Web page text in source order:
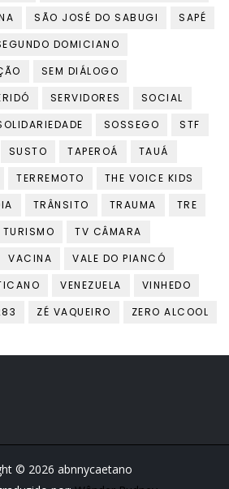
SÃO JOSÉ DO SABUGI
SAPÉ
DOMICIANO
SEM DIÁLOGO
SERVIDORES
SOCIAL
SOSSEGO
STF
SUSTO TAPEROÁ
TAUÁ
TERREMOTO
THE VOICE KIDS
TRÂNSITO TRAUMA
TRE
TURISMO
TV CÂMARA
VACINA
VALE DO PIANCÓ
VENEZUELA
VINHEDO
ZÉ VAQUEIRO ZERO ALCOOL
© 2026 abnnycaetano